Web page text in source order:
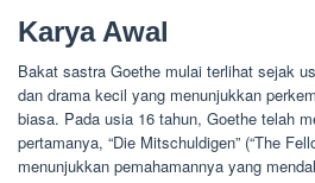
Karya Awal
Bakat sastra Goethe mulai terlihat sejak
dan drama kecil yang menunjukkan
biasa. Pada usia 16 tahun, Goethe telah
pertamanya, “Die Mitschuldigen” (“The
menunjukkan pemahamannya yang